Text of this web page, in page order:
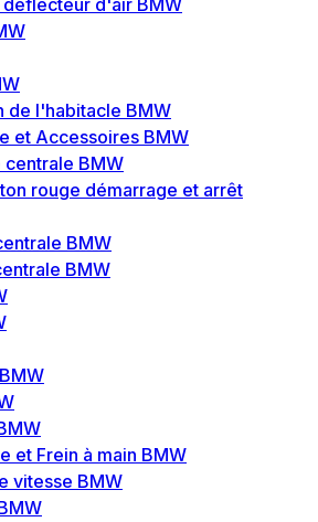
d'air BMW
de l'habitacle BMW
et Accessoires BMW
BMW
rouge démarrage et arrêt
BMW
BMW
et Frein à main BMW
vitesse BMW